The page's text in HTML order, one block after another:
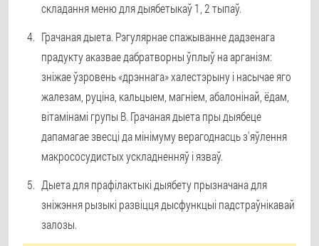
складання меню для дыябетыкаў 1, 2 тыпаў.
Грачаная дыета. Рэгулярнае спажыванне дадзенага
прадукту аказвае дабратворны ўплыў на арганізм:
зніжае ўзровень «дрэннага» халестэрыну і насычае яго
жалезам, руціна, кальцыем, магніем, абалонінай, ёдам,
вітамінамі групы В. Грачаная дыета пры дыябеце
дапамагае звесці да мінімуму верагоднасць з'яўлення
макрососудистых ускладненняў і язваў.
Дыета для прафілактыкі дыябету прызначана для
зніжэння рызыкі развіцця дысфункцыі падстраўнікавай
залозы.